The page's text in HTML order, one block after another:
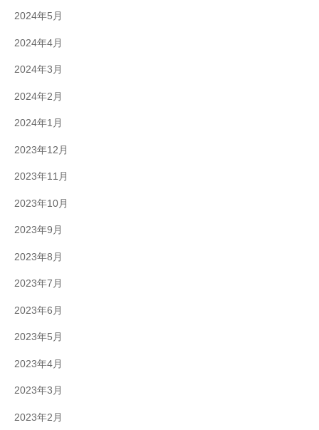
2024年5月
2024年4月
2024年3月
2024年2月
2024年1月
2023年12月
2023年11月
2023年10月
2023年9月
2023年8月
2023年7月
2023年6月
2023年5月
2023年4月
2023年3月
2023年2月